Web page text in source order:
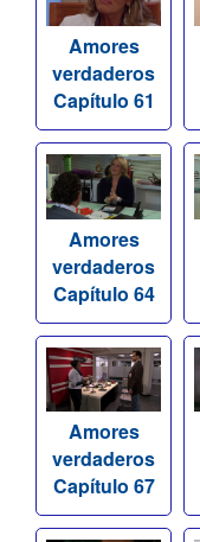
Amores
verdaderos
Capítulo 61
Amores
verdaderos
Capítulo 64
Amores
verdaderos
Capítulo 67